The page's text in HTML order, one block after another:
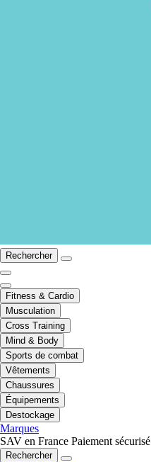
Rechercher
Fitness & Cardio
Musculation
Cross Training
Mind & Body
Sports de combat
Vêtements
Chaussures
Équipements
Destockage
Marques
SAV en France Paiement sécurisé
Rechercher